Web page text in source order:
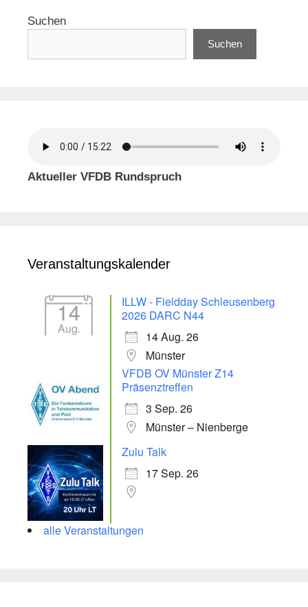
Suchen
Suchen
Aktueller VFDB Rundspruch
Veranstaltungskalender
14
Aug.
ILLW - Fieldday Schleusenberg
2026 DARC N44
14 Aug. 26
Münster
VFDB OV Münster Z14
Präsenztreffen
3 Sep. 26
Münster – Nienberge
Zulu Talk
17 Sep. 26
alle Veranstaltungen